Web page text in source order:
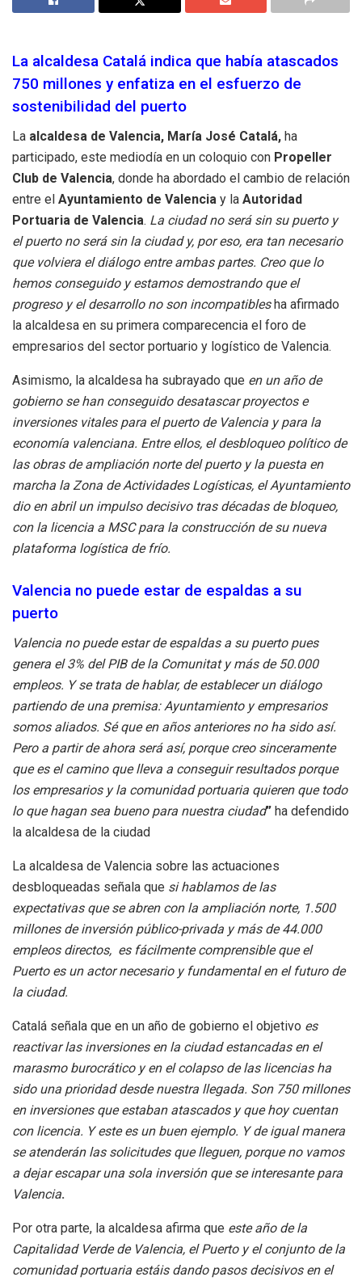
La alcaldesa Catalá indica que había atascados
750 millones y enfatiza en el esfuerzo de
sostenibilidad del puerto
La alcaldesa de Valencia, María José Catalá, ha
participado, este mediodía en un coloquio con Propeller
Club de Valencia, donde ha abordado el cambio de relación
entre el Ayuntamiento de Valencia y la Autoridad
Portuaria de Valencia. La ciudad no será sin su puerto y
el puerto no será sin la ciudad y, por eso, era tan necesario
que volviera el diálogo entre ambas partes. Creo que lo
hemos conseguido y estamos demostrando que el
progreso y el desarrollo no son incompatiblesha afirmado
la alcaldesa en su primera comparecencia el foro de
empresarios del sector portuario y logístico de Valencia.
Asimismo, la alcaldesa ha subrayado que en un año de
gobierno se han conseguido desatascar proyectos e
inversiones vitales para el puerto de Valencia y para la
economía valenciana. Entre ellos, el desbloqueo político de
las obras de ampliación norte del puerto y la puesta en
marcha la Zona de Actividades Logísticas, el Ayuntamiento
dio en abril un impulso decisivo tras décadas de bloqueo,
con la licencia a MSC para la construcción de su nueva
plataforma logística de frío.
Valencia no puede estar de espaldas a su
puerto
Valencia no puede estar de espaldas a su puerto pues
genera el 3% del PIB de la Comunitat y más de 50.000
empleos. Y se trata de hablar, de establecer un diálogo
partiendo de una premisa: Ayuntamiento y empresarios
somos aliados. Sé que en años anteriores no ha sido así.
Pero a partir de ahora será así, porque creo sinceramente
que es el camino que lleva a conseguir resultados porque
los empresarios y la comunidad portuaria quieren que todo
lo que hagan sea bueno para nuestra ciudad” ha defendido
la alcaldesa de la ciudad
La alcaldesa de Valencia sobre las actuaciones
desbloqueadas señala que si hablamos de las
expectativas que se abren con la ampliación norte, 1.500
millones de inversión público-privada y más de 44.000
empleos directos, es fácilmente comprensible que el
Puerto es un actor necesario y fundamental en el futuro de
la ciudad.
Catalá señala que en un año de gobierno el objetivo es
reactivar las inversiones en la ciudad estancadas en el
marasmo burocrático y en el colapso de las licencias ha
sido una prioridad desde nuestra llegada. Son 750 millones
en inversiones que estaban atascados y que hoy cuentan
con licencia. Y este es un buen ejemplo. Y de igual manera
se atenderán las solicitudes que lleguen, porque no vamos
a dejar escapar una sola inversión que se interesante para
Valencia.
Por otra parte, la alcaldesa afirma que este año de la
Capitalidad Verde de Valencia, el Puerto y el conjunto de la
comunidad portuaria estáis dando pasos decisivos en el